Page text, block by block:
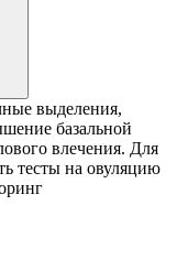
выделения,
базальной
влечения. Для
тесты на овуляцию